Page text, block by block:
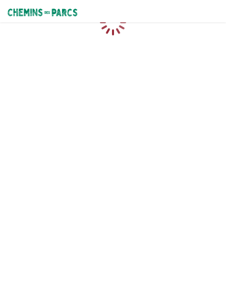
Chemins des Parcs
Loading